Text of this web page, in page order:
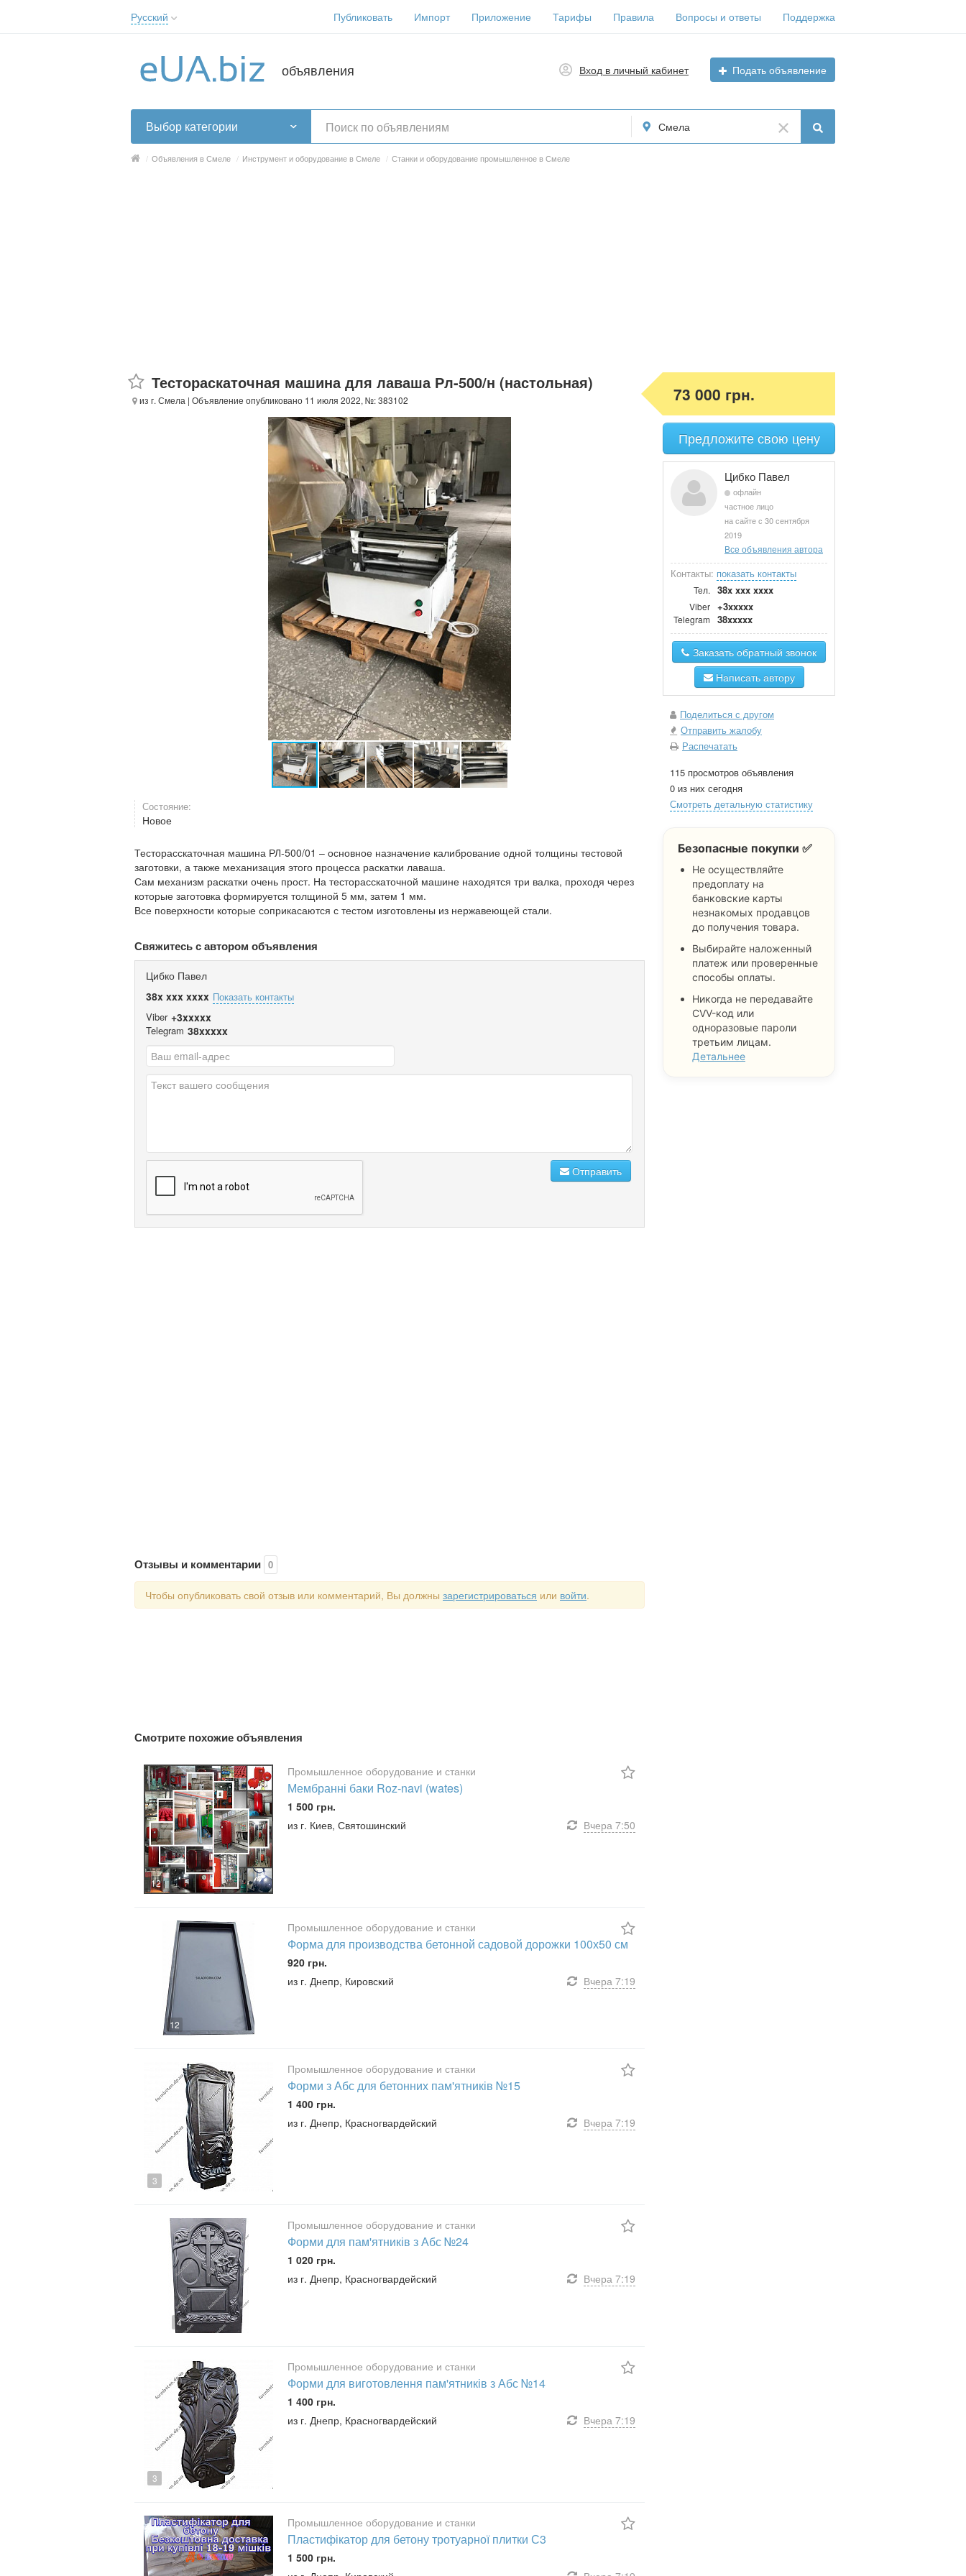
Русский
Українська
Публиковать Импорт Приложение Тарифы Правила Вопросы и ответы Поддержка
объявления Вход в личный кабинет Подать объявление
Выбор категории Смела
/ Объявления в Смеле / Инструмент и оборудование в Смеле / Станки и оборудование промышленное в Смеле
Тестораскаточная машина для лаваша Рл-500/н (настольная)
из г. Смела | Объявление опубликовано 11 июля 2022, №: 383102
Состояние:
Новое
Тесторасскаточная машина РЛ-500/01 – основное назначение калибрование одной толщины тестовой
заготовки, а также механизация этого процесса раскатки лаваша.
Сам механизм раскатки очень прост. На тесторасскаточной машине находятся три валка, проходя через
которые заготовка формируется толщиной 5 мм, затем 1 мм.
Все поверхности которые соприкасаются с тестом изготовлены из нержавеющей стали.
Свяжитесь с автором объявления
Цибко Павел
38x xxx xxxx Показать контакты
Viber +3xxxxx
Telegram 38xxxxx
Отправить
Отзывы и комментарии 0
Чтобы опубликовать свой отзыв или комментарий, Вы должны зарегистрироваться или войти.
Смотрите похожие объявления
12
Промышленное оборудование и станки
Мембранні баки Roz-navi (wates)
1 500 грн.
из г. Киев, Святошинский
Вчера 7:50
12
Промышленное оборудование и станки
Форма для производства бетонной садовой дорожки 100х50 см
920 грн.
из г. Днепр, Кировский
Вчера 7:19
3
Промышленное оборудование и станки
Форми з Абс для бетонних пам'ятників №15
1 400 грн.
из г. Днепр, Красногвардейский
Вчера 7:19
4
Промышленное оборудование и станки
Форми для пам'ятників з Абс №24
1 020 грн.
из г. Днепр, Красногвардейский
Вчера 7:19
3
Промышленное оборудование и станки
Форми для виготовлення пам'ятників з Абс №14
1 400 грн.
из г. Днепр, Красногвардейский
Вчера 7:19
Промышленное оборудование и станки
Пластифікатор для бетону тротуарної плитки С3
1 500 грн.
73 000 грн.
Предложите свою цену
Цибко Павел
офлайн
частное лицо
на сайте с 30 сентября
2019
Все объявления автора
Контакты: показать контакты
Тел. 38x xxx xxxx
Viber +3xxxxx
Telegram 38xxxxx
Заказать обратный звонок
Написать автору
Поделиться с другом
Отправить жалобу
Распечатать
115 просмотров объявления
0 из них сегодня
Смотреть детальную статистику
Безопасные покупки ✅
Не осуществляйте
предоплату на
банковские карты
незнакомых продавцов
до получения товара.
Выбирайте наложенный
платеж или проверенные
способы оплаты.
Никогда не передавайте
CVV-код или
одноразовые пароли
третьим лицам.
Детальнее